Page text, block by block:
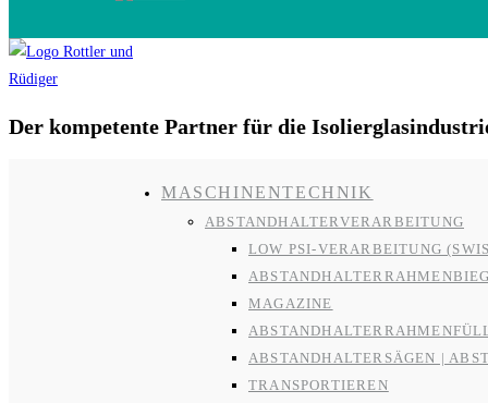
Der kompetente Partner für die
MASCHINENTECHNIK
ABSTANDHALTERVERARBEITUNG
LOW PSI-VERARBEITUNG
MAGAZINE
ABSTANDHALTERSÄGEN |
TRANSPORTIEREN